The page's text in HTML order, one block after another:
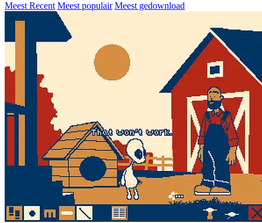
Meest Recent Meest populair Meest gedownload